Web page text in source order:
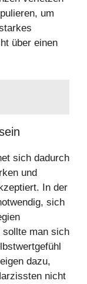
um
über einen
sich dadurch
und
In der
sich
sollte man sich
dazu,
nicht